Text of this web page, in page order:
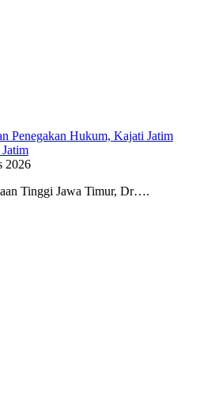
Penegakan Hukum, Kajati Jatim
2026
Tinggi Jawa Timur, Dr….